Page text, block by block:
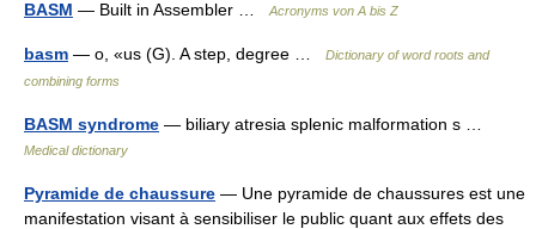
BASM — Built in Assembler … Acronyms von A bis Z
basm — o, «us (G). A step, degree …
Dictionary of word roots and
combining forms
BASM syndrome — biliary atresia splenic malformation s …
Medical dictionary
Pyramide de chaussure — Une pyramide de chaussures est une
manifestation visant à sensibiliser le public quant aux effets des